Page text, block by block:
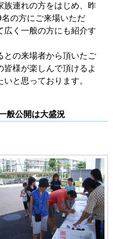
族連れの方をはじめ、昨
の方にご来場いただ
広く一般の方にも紹介す
の来場者から頂いたご
様が楽しんで頂けるよ
と思っております。
般公開は大盛況